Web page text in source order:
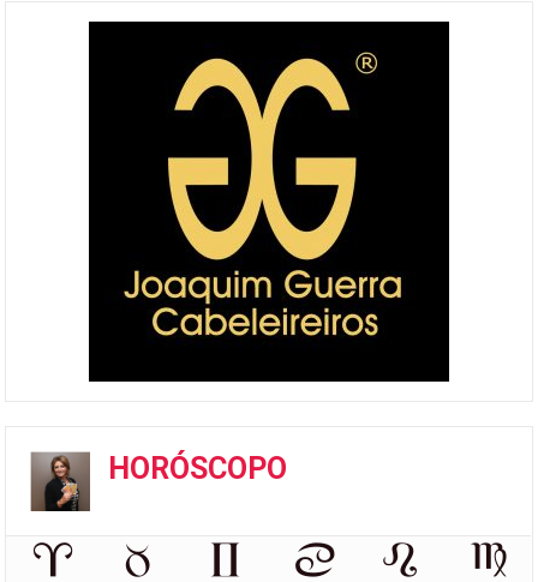
HORÓSCOPO